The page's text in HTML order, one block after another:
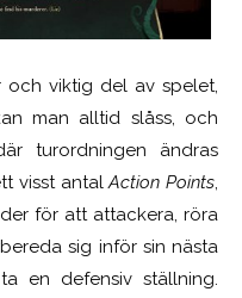
viktig del av spelet,
man alltid slåss, och
turordningen ändras
visst antalAction Points,
för att attackera, röra
sig inför sin nästa
en defensiv ställning.